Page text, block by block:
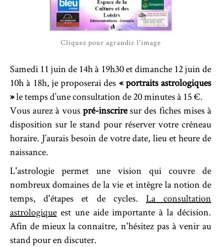
Cliquez pour agrandir l'image
Samedi 11 juin de 14h à 19h30 et dimanche 12 juin de
10h à 18h, je proposerai des « portraits astrologiques
»le temps d’une consultation de 20 minutes à 15 €.
Vous aurez à vouspré-inscriresur des fiches mises à
disposition sur le stand pour réserver votre créneau
horaire. J’aurais besoin de votre date, lieu et heure de
naissance.
L'astrologie permet une vision qui couvre de
nombreux domaines de la vie et intègre la notion de
temps, d'étapes et de cycles. La consultation
astrologique est une aide importante à la décision.
Afin de mieux la connaître, n'hésitez pas à venir au
stand pour en discuter.